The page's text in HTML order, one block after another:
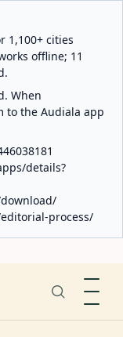
1,100+ cities
offline; 11
When
to the Audiala app
details?
process/